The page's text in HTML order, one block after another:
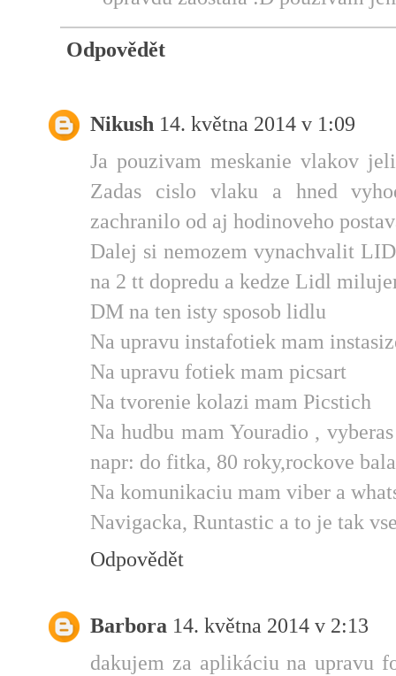
Odpovědět
Nikush 14. května 2014 v 1:09
Ja pouzivam meskanie vlakov
Zadas cislo vlaku a hned
zachranilo od aj hodinoveho
Dalej si nemozem vynachvalit
na 2 tt dopredu a kedze Lidl
DM na ten isty sposob lidlu
Na upravu instafotiek mam
Na upravu fotiek mam picsart
Na tvorenie kolazi mam Picstich
Na hudbu mam Youradio ,
napr: do fitka, 80 roky,rockove
Na komunikaciu mam viber a
Navigacka, Runtastic a to je tak
Odpovědět
Barbora 14. května 2014 v 2:13
dakujem za aplikáciu na upravu